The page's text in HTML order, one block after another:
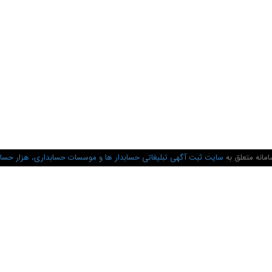
متعلق به سایت ثبت آگهی تبلیغاتی حسابدار ها و موسسات حسابداری، هزار